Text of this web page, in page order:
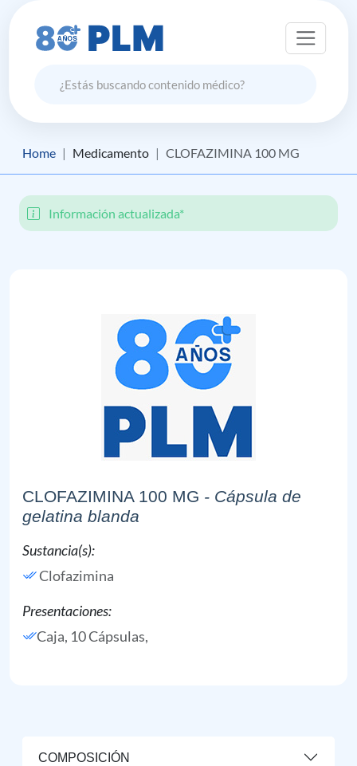
Home Medicamento CLOFAZIMINA 100 MG
Información actualizada*
CLOFAZIMINA 100 MG - Cápsula de
gelatina blanda
Sustancia(s):
Clofazimina
Presentaciones:
Caja, 10 Cápsulas,
COMPOSICIÓN